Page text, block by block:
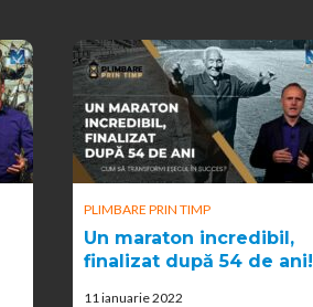
PLIMBARE PRIN TIMP
Un maraton incredibil,
finalizat după 54 de ani!
11 ianuarie 2022